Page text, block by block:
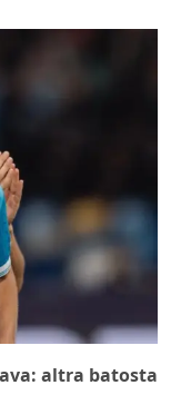
altra batosta